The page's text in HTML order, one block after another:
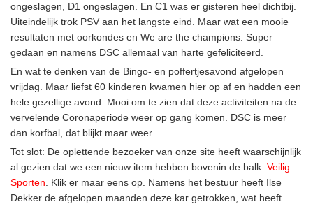
ongeslagen, D1 ongeslagen. En C1 was er gisteren heel dichtbij.
Uiteindelijk trok PSV aan het langste eind. Maar wat een mooie
resultaten met oorkondes en We are the champions. Super
gedaan en namens DSC allemaal van harte gefeliciteerd.
En wat te denken van de Bingo- en poffertjesavond afgelopen
vrijdag. Maar liefst 60 kinderen kwamen hier op af en hadden een
hele gezellige avond. Mooi om te zien dat deze activiteiten na de
vervelende Coronaperiode weer op gang komen. DSC is meer
dan korfbal, dat blijkt maar weer.
Tot slot: De oplettende bezoeker van onze site heeft waarschijnlijk
al gezien dat we een nieuw item hebben bovenin de balk: Veilig
Sporten . Klik er maar eens op. Namens het bestuur heeft Ilse
Dekker de afgelopen maanden deze kar getrokken, wat heeft